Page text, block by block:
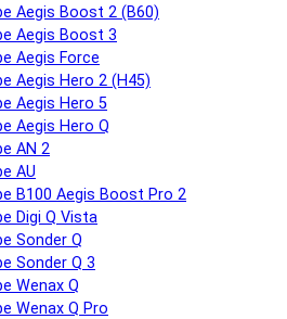
Aegis Boost 2 (B60)
Aegis Boost 3
Aegis Force
Aegis Hero 2 (H45)
Aegis Hero 5
Aegis Hero Q
AN 2
AU
B100 Aegis Boost Pro 2
Digi Q Vista
Sonder Q
Sonder Q 3
Wenax Q
Wenax Q Pro